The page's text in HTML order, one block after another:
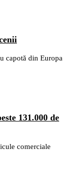
capotă din Europa
131.000 de
comerciale